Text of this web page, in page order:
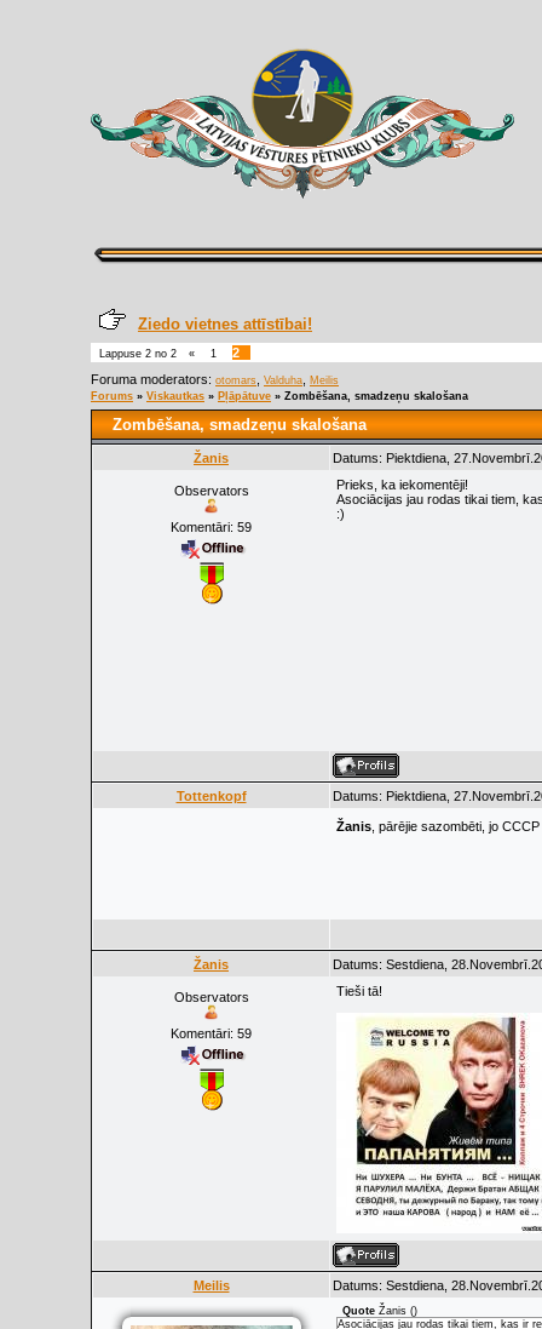
Ziedo vietnes attīstībai!
Lappuse 2 no 2 « 1
2
Foruma moderators: otomars Valduha
Meilis
Forums » Viskautkas » Pļāpātuve » Zombēšana, smadzeņu skalošana
Zombēšana, smadzeņu skalošana
Žanis Datums: Piektdiena,
Observators
Komentāri: 59
Prieks, ka iekomentēji!
Asociācijas jau rodas tikai tiem,
:)
Tottenkopf Datums: Piektdiena,
Žanis , pārējie sazombēti, jo
Žanis Datums: Sestdiena,
Observators
Komentāri: 59
Tieši tā!
Meilis Datums: Sestdiena,
Quote Žanis ()
Asociācijas jau rodas tikai tiem, kas ir